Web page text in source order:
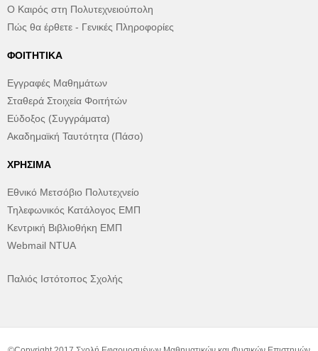
Ο Καιρός στη Πολυτεχνειούπολη
Πώς θα έρθετε - Γενικές Πληροφορίες
ΦΟΙΤΗΤΙΚΆ
Εγγραφές Μαθημάτων
Σταθερά Στοιχεία Φοιτήτών
Εύδοξος (Συγγράματα)
Ακαδημαϊκή Ταυτότητα (Πάσο)
ΧΡΉΣΙΜΑ
Εθνικό Μετσόβιο Πολυτεχνείο
Τηλεφωνικός Κατάλογος ΕΜΠ
Κεντρική Βιβλιοθήκη ΕΜΠ
Webmail NTUA
Παλιός Ιστότοπος Σχολής